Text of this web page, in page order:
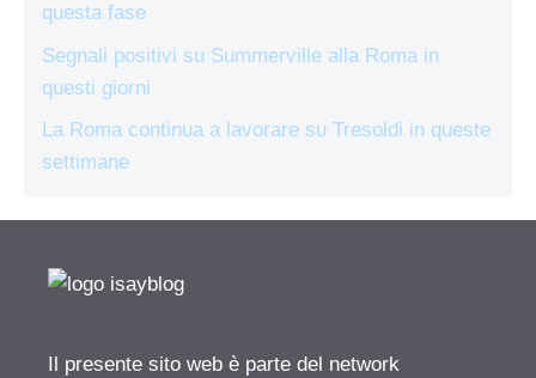
questa fase
Segnali positivi su Summerville alla Roma in
questi giorni
La Roma continua a lavorare su Tresoldi in queste
settimane
Il presente sito web è parte del network